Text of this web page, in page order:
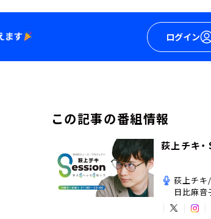
ログイン
この記事の番組情報
荻上チキ
荻上チ
日比麻音